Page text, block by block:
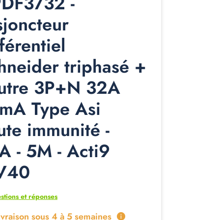
triphasé +
3P+N 32A
Type Asi
immunité -
- 5M - Acti9
et réponses
sous 4 à 5 semaines